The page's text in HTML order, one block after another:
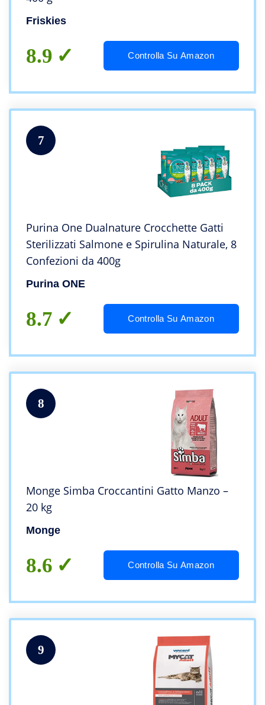
Friskies
8.9 Controlla Su Amazon
7
Purina One Dualnature Crocchette Gatti
Sterilizzati Salmone e Spirulina Naturale, 8
Confezioni da 400g
Purina ONE
8.7 Controlla Su Amazon
8
Monge Simba Croccantini Gatto Manzo –
20 kg
Monge
8.6 Controlla Su Amazon
9